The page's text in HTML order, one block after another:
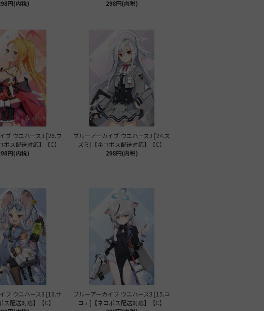
円(内税)
298円(内税)
ブ ウエハース3 [26.フ
ポス配送対応】【C】
円(内税)
ブルーアーカイブ ウエハース3 [24.ス
ズミ]【ネコポス配送対応】【C】
298円(内税)
ブ ウエハース3 [16.サ
ス配送対応】【C】
ブルーアーカイブ ウエハース3 [15.コ
コナ]【ネコポス配送対応】【C】